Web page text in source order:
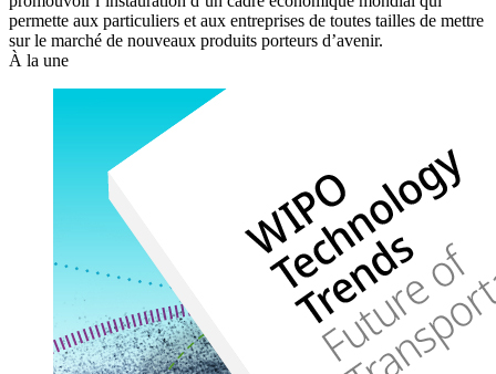
permette aux particuliers et aux entreprises de toutes tailles de mettre
sur le marché de nouveaux produits porteurs d’avenir.
À la une